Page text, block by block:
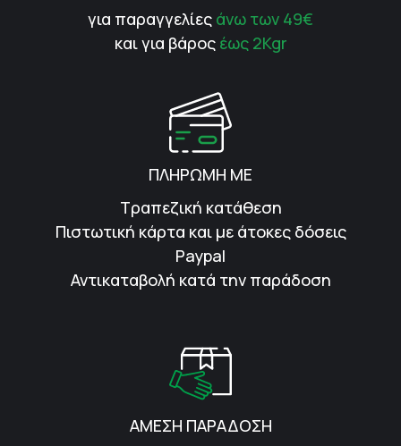
για παραγγελίες άνω των 49€
και για βάρος έως 2Kgr
ΠΛΗΡΩΜΗ ΜΕ
Τραπεζική κατάθεση
Πιστωτική κάρτα και με άτοκες δόσεις
Paypal
Αντικαταβολή κατά την παράδοση
ΑΜΕΣΗ ΠΑΡΑΔΟΣΗ